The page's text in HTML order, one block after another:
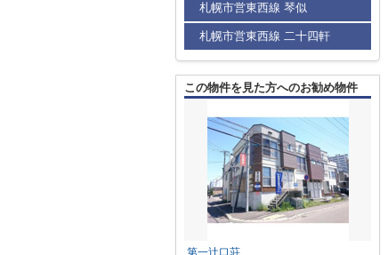
札幌市営東西線 琴似
札幌市営東西線 二十四軒
この物件を見た方へのお勧め物件
第一辻口荘